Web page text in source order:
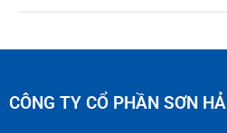
CÔNG TY CỔ PHẦN SƠN